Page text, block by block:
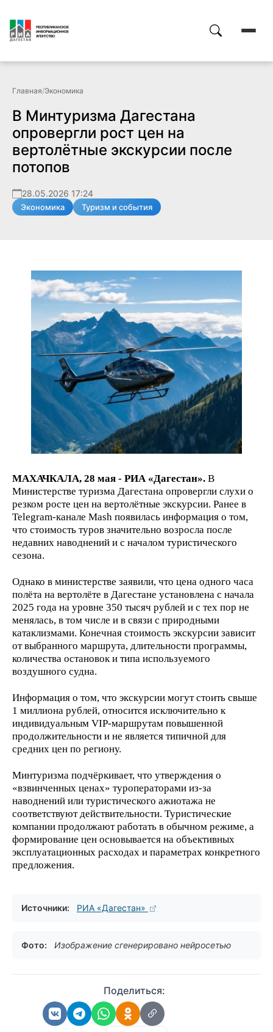
Главная/Экономика
В Минтуризма Дагестана
опровергли рост цен на
вертолётные экскурсии после
потопов
28.05.2026 17:24
Экономика Туризм и события
МАХАЧКАЛА, 28 мая - РИА «Дагестан». В
Министерстве туризма Дагестана опровергли слухи о
резком росте цен на вертолётные экскурсии. Ранее в
Telegram-канале Mash появилась информация о том,
что стоимость туров значительно возросла после
недавних наводнений и с началом туристического
сезона.
Однако в министерстве заявили, что цена одного часа
полёта на вертолёте в Дагестане установлена с начала
2025 года на уровне 350 тысяч рублей и с тех пор не
менялась, в том числе и в связи с природными
катаклизмами. Конечная стоимость экскурсии зависит
от выбранного маршрута, длительности программы,
количества остановок и типа используемого
воздушного судна.
Информация о том, что экскурсии могут стоить свыше
1 миллиона рублей, относится исключительно к
индивидуальным VIP-маршрутам повышенной
продолжительности и не является типичной для
средних цен по региону.
Минтуризма подчёркивает, что утверждения о
«взвинченных ценах» туроператорами из-за
наводнений или туристического ажиотажа не
соответствуют действительности. Туристические
компании продолжают работать в обычном режиме, а
формирование цен основывается на объективных
эксплуатационных расходах и параметрах конкретного
предложения.
Источники: РИА «Дагестан»
Фото: Изображение сгенерировано нейросетью
Поделиться: